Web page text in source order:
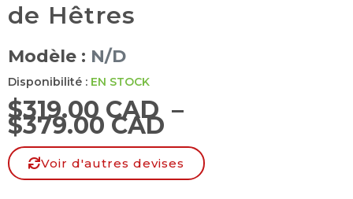
de Hêtres
Modèle : N/D
Disponibilité : EN STOCK
$319.00 CAD –
$379.00 CAD
Voir d'autres devises